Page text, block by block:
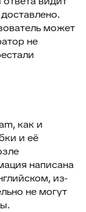
может
не
как и
и её
написана
из-
не могут